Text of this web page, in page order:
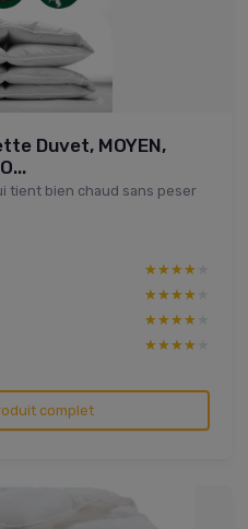
Duvet, MOYEN,
tient bien chaud sans peser
★★★★★
★★★★★
★★★★★
★★★★★
★★★★★
★★★★★
★★★★★
★★★★★
complet